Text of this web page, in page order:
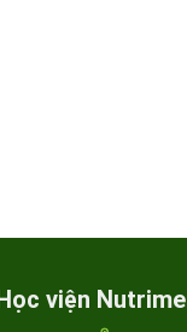
viện Nutrime